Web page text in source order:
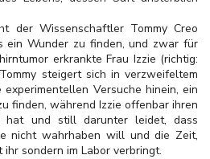
der Wissenschaftler Tommy Creo
ein Wunder zu finden, und zwar für
erkrankte Frau Izzie (richtig:
steigert sich in verzweifeltem
Versuche hinein, ein
finden, während Izzie offenbar ihren
hat und still darunter leidet, dass
nicht wahrhaben will und die Zeit,
sondern im Labor verbringt.